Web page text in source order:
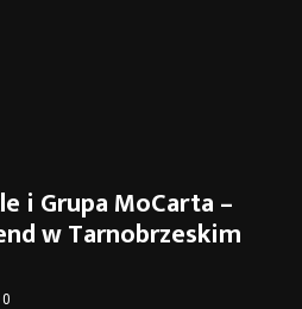
i Grupa MoCarta –
w Tarnobrzeskim
0